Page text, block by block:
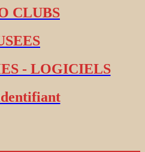
CLUBS
- LOGICIELS